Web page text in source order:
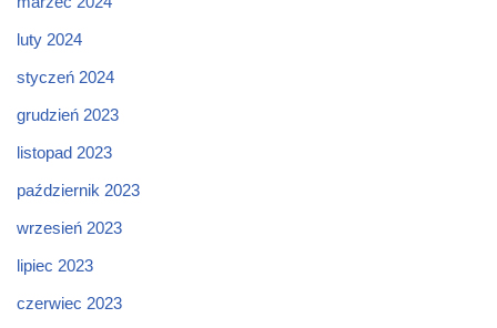
luty 2024
styczeń 2024
grudzień 2023
listopad 2023
październik 2023
wrzesień 2023
lipiec 2023
czerwiec 2023